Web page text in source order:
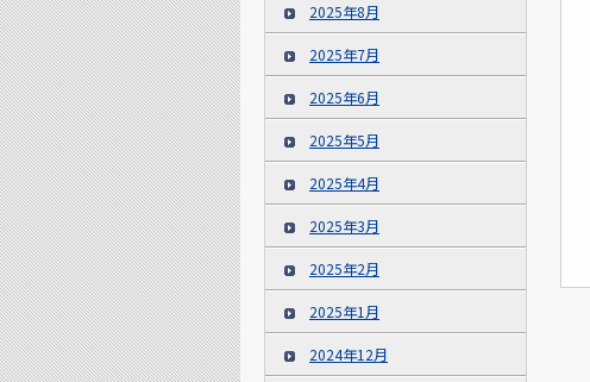
2025年8月
2025年7月
2025年6月
2025年5月
2025年4月
2025年3月
2025年2月
2025年1月
2024年12月